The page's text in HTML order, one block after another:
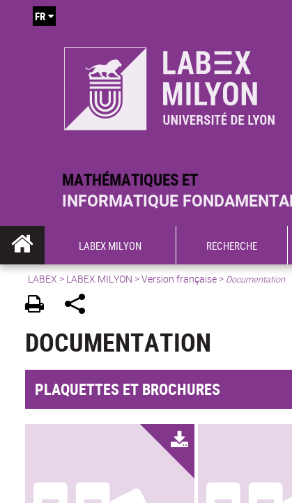
MATHÉMATIQUES ET
INFORMATIQUE
FR
LABEX MILYON RECHERCHE
LABEX > LABEX MILYON >Version française> Documentation
DOCUMENTATION
PLAQUETTES ET BROCHURES